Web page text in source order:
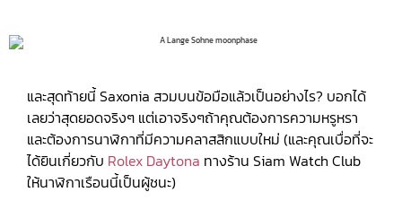
และสุดท้ายนี้ Saxonia สวมบนข้อมือแล้วเป็นอย่างไร? บอกได้
เลยว่าสุดยอดจริงๆ แต่เอาจริงๆถ้าคุณต้องการความหรูหรา
และต้องการนาฬิกาที่มีความคลาสสิกแบบใหม่ (และคุณเบื่อที่จะ
ได้ยินเกี่ยวกับ Rolex Daytona ทางร้าน Siam Watch Club
ให้นาฬิกาเรือนนี้เป็นผู้ชนะ)